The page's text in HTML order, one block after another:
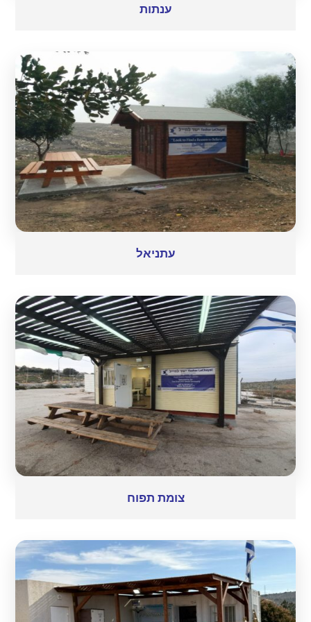
ענתות
עתניאל
צומת תפוח